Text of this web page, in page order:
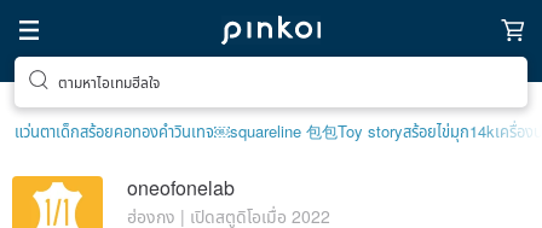
ตามหาไอเทมฮีลใจ
แว่นตาเด็กสร้อยคอทองคำวินเทจ￼squareline 包包Toy storyสร้อยไข่มุก14kเครื่อง
oneofonelab
ฮ่องกง | เปิดสตูดิโอเมื่อ 2022